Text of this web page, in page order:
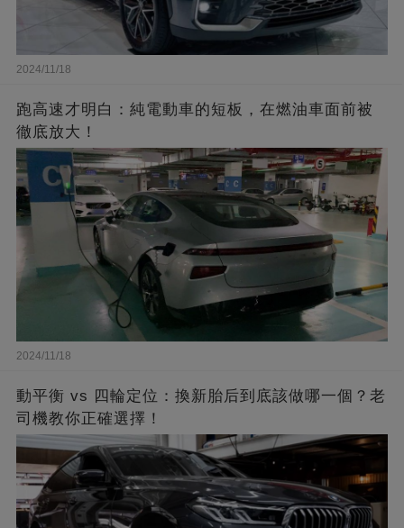
2024/11/18
跑高速才明白：純電動車的短板，在燃油車面前被
徹底放大！
2024/11/18
動平衡 vs 四輪定位：換新胎后到底該做哪一個？老
司機教你正確選擇！